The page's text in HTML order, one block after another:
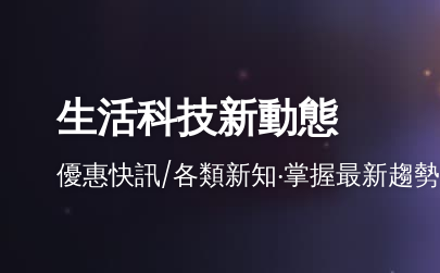
生活科技新動態
優惠快訊/各類新知‧掌握最新趨勢